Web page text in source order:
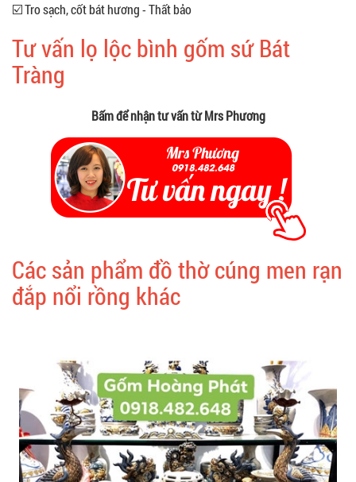
☑️ Tro sạch, cốt bát hương - Thất bảo
Tư vấn lọ lộc bình gốm sứ Bát
Tràng
Bấm để nhận tư vấn từ Mrs Phương
Các sản phẩm đồ thờ cúng men rạn
đắp nổi rồng khác